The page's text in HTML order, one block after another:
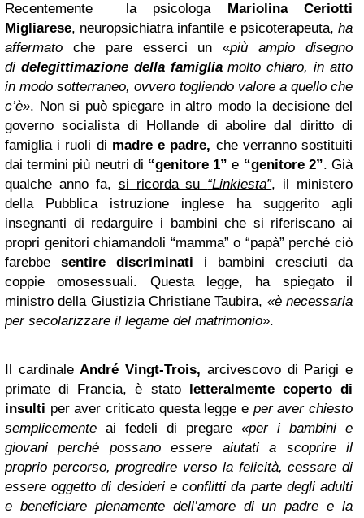
Recentemente la psicologa Mariolina Ceriotti
Migliarese, neuropsichiatra infantile e psicoterapeuta, ha
affermato che pare esserci un «più ampio disegno
di delegittimazione della famigliamolto chiaro, in atto
in modo sotterraneo, ovvero togliendo valore a quello che
c’è». Non si può spiegare in altro modo la decisione del
governo socialista di Hollande di abolire dal diritto di
famiglia i ruoli di madre e padre, che verranno sostituiti
dai termini più neutri di “genitore 1” e “genitore 2”. Già
qualche anno fa, si ricorda su “Linkiesta”, il ministero
della Pubblica istruzione inglese ha suggerito agli
insegnanti di redarguire i bambini che si riferiscano ai
propri genitori chiamandoli “mamma” o “papà” perché ciò
farebbe sentire discriminati i bambini cresciuti da
coppie omosessuali. Questa legge, ha spiegato il
ministro della Giustizia Christiane Taubira, «è necessaria
per secolarizzare il legame del matrimonio».
Il cardinaleAndré Vingt-Trois, arcivescovo di Parigi e
primate di Francia, è stato letteralmente coperto di
insulti per aver criticato questa legge e per aver chiesto
semplicemente ai fedeli di pregare «per i bambini e
giovani perché possano essere aiutati a scoprire il
proprio percorso, progredire verso la felicità, cessare di
essere oggetto di desideri e conflitti da parte degli adulti
e beneficiare pienamente dell’amore di un padre e la